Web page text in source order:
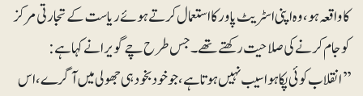
کا واقعہ ہو، وہ اپنی اسٹریٹ پاور کا استعمال کرتے ہوئے ریاست کے تجارتی مرکز
کو جام کرنے کی صلاحیت رکھتے تھے۔ جس طرح چے گویرا نے کہا ہے:
’’انقلاب کوئی پکا ہوا سیب نہیں ہوتا ہے، جو خود بخود ہی جھولی میں آگرے، اس